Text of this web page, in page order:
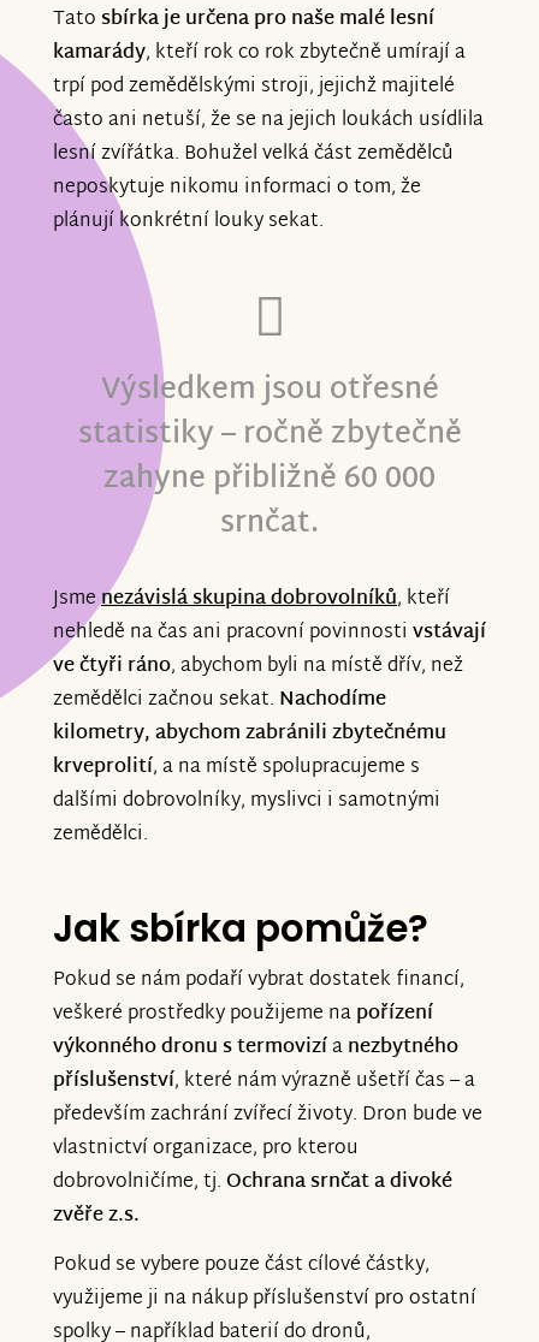
Tatosbírka je určena pro naše malé lesní
kamarády, kteří rok co rok zbytečně umírají a
trpí pod zemědělskými stroji, jejichž majitelé
často ani netuší, že se na jejich loukách usídlila
lesní zvířátka. Bohužel velká část zemědělců
neposkytuje nikomu informaci o tom, že
plánují konkrétní louky sekat.
Výsledkem jsou otřesné
statistiky – ročně zbytečně
zahyne přibližně 60 000
srnčat.
Jsmenezávislá skupina dobrovolníků, kteří
nehledě na čas ani pracovní povinnosti vstávají
ve čtyři ráno, abychom byli na místě dřív, než
zemědělci začnou sekat. Nachodíme
kilometry, abychom zabránili zbytečnému
krveprolití, a na místě spolupracujeme s
dalšími dobrovolníky, myslivci i samotnými
zemědělci.
Jak sbírka pomůže?
Pokud se nám podaří vybrat dostatek financí,
veškeré prostředky použijeme napořízení
výkonného dronu s termovizíanezbytného
příslušenství, které nám výrazně ušetří čas – a
především zachrání zvířecí životy. Dron bude ve
vlastnictví organizace, pro kterou
dobrovolničíme, tj.Ochrana srnčat a divoké
zvěře z.s.
Pokud se vybere pouze část cílové částky,
využijeme ji na nákup příslušenství pro ostatní
spolky – například baterií do dronů,